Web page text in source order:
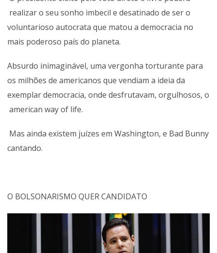
realizar o seu sonho imbecil e desatinado de ser o
voluntarioso autocrata que matou a democracia no
mais poderoso país do planeta.
Absurdo inimaginável, uma vergonha torturante para
os milhões de americanos que vendiam a ideia da
exemplar democracia, onde desfrutavam, orgulhosos, o
american way of life.
Mas ainda existem juízes em Washington, e Bad Bunny
cantando.
O BOLSONARISMO QUER CANDIDATO